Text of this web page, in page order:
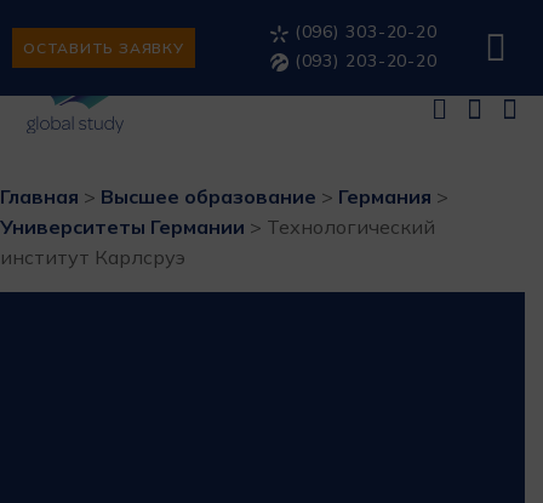
ОСТАВИТЬ ЗАЯВКУ
(096) 303-20-20
(093) 203-20-20
Главная > Высшее образование > Германия >
Университеты Германии > Технологический
институт Карлсруэ